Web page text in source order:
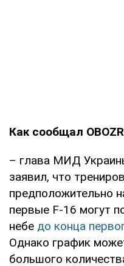
Как сообщал
– глава МИД
заявил, что
предположительно
первые F-16 могут
небе до конца
Однако график
большого